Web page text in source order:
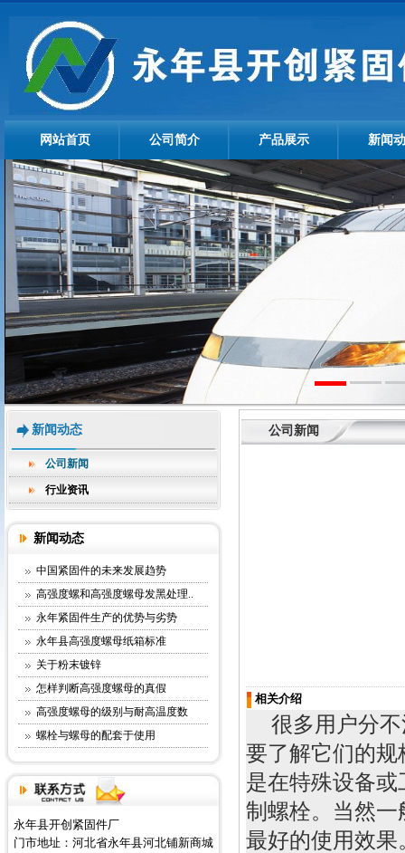
网站首页 公司简介 产品展示 新闻
新闻动态
公司新闻
行业资讯
新闻动态
中国紧固件的未来发展趋势
高强度螺和高强度螺母发黑处理..
永年紧固件生产的优势与劣势
永年县高强度螺母纸箱标准
关于粉末镀锌
怎样判断高强度螺母的真假
高强度螺母的级别与耐高温度数
螺栓与螺母的配套于使用
永年县开创紧固件厂
门市地址：河北省永年县河北铺新商城
公司新闻
相关介绍
很多用户分
要了解它们的
是在特殊设备
制螺栓。当然
最好的使用效果